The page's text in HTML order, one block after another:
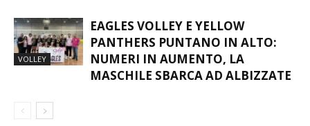
VOLLEY
PANTHERS PUNTANO IN ALTO:
NUMERI IN AUMENTO, LA
MASCHILE SBARCA AD ALBIZZATE